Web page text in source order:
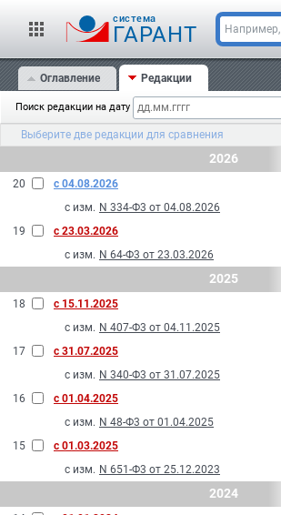
cистема
ГАРАНТ Например,
Оглавление Редакции
Поиск редакции на дату
Выберите две редакции для сравнения
2026
20
с 04.08.2026
с изм. N 334-Ф3 от 04.08.2026
19
с 23.03.2026
с изм. N 64-Ф3 от 23.03.2026
2025
18
с 15.11.2025
с изм. N 407-Ф3 от 04.11.2025
17
с 31.07.2025
с изм. N 340-Ф3 от 31.07.2025
16
с 01.04.2025
с изм. N 48-Ф3 от 01.04.2025
15
с 01.03.2025
с изм. N 651-Ф3 от 25.12.2023
2024